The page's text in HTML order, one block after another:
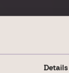
Details